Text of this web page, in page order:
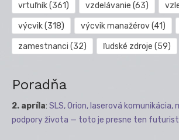
vrtuľník(361) vzdelávanie (63)
výcvik(318) výcvik manažérov(41)
zamestnanci (32) ľudské zdroje (59)
Poradňa
2. apríla: SLS, Orion, laserová
podpory života — toto je presne ten